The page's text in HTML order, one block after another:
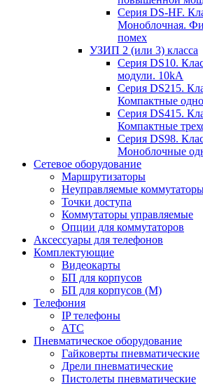
Серия DS-HF.
Моноблочная.
помех
УЗИП 2 (или 3) класса
Серия DS10.
модули. 10kA
Серия DS215.
Компактные
Серия DS415.
Компактные
Серия DS98.
Моноблочные
Сетевое оборудование
Маршрутизаторы
Неуправляемые
Точки доступа
Коммутаторы управляемые
Опции для коммутаторов
Аксессуары для телефонов
Комплектующие
Видеокарты
БП для корпусов
БП для корпусов (М)
Телефония
IP телефоны
АТС
Пневматическое оборудование
Гайковерты пневматические
Дрели пневматические
Пистолеты пневматические